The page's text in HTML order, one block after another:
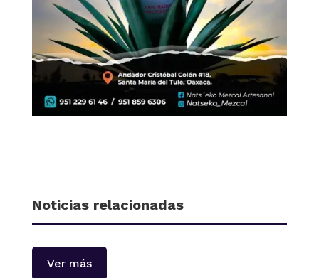
Noticias relacionadas
Ver más